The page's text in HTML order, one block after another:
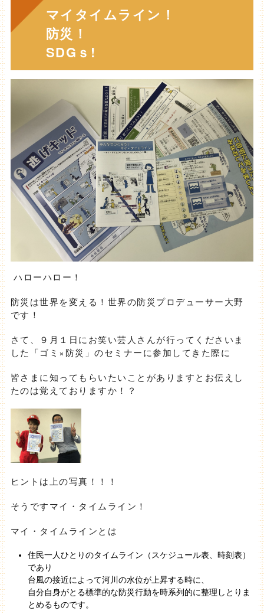
マイタイムライン！
防災！
SDGｓ!
ハローハロー！
防災は世界を変える！世界の防災プロデューサー大野
です！
さて、９月１日にお笑い芸人さんが行ってくださいま
した「ゴミ×防災」のセミナーに参加してきた際に
皆さまに知ってもらいたいことがありますとお伝えし
たのは覚えておりますか！？
ヒントは上の写真！！！
そうですマイ・タイムライン！
マイ・タイムラインとは
住民一人ひとりのタイムライン（スケジュール表、時刻表）
であり
台風の接近によって河川の水位が上昇する時に、
自分自身がとる標準的な防災行動を時系列的に整理しとりま
とめるものです。